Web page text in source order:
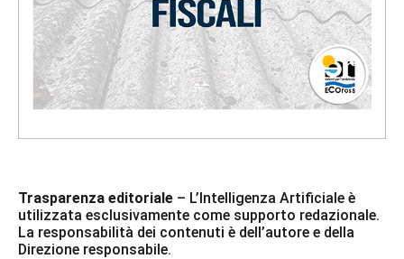
Trasparenza editoriale – L’Intelligenza Artificiale è
utilizzata esclusivamente come supporto redazionale.
La responsabilità dei contenuti è dell’autore e della
Direzione responsabile.